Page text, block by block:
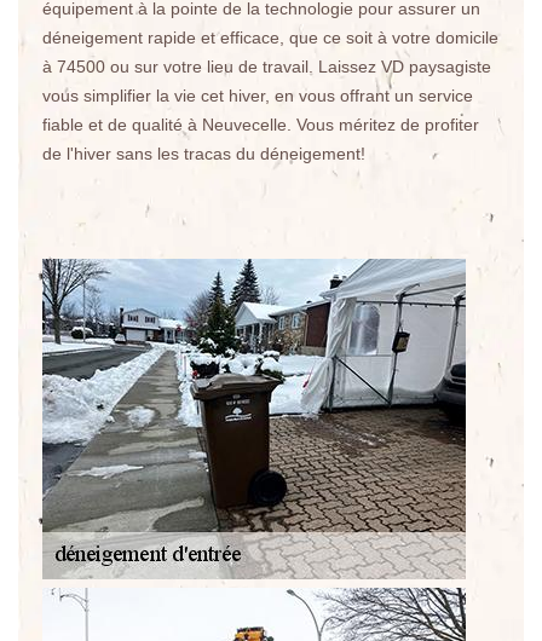
équipement à la pointe de la technologie pour assurer un
déneigement rapide et efficace, que ce soit à votre domicile
à 74500 ou sur votre lieu de travail. Laissez VD paysagiste
vous simplifier la vie cet hiver, en vous offrant un service
fiable et de qualité à Neuvecelle. Vous méritez de profiter
de l'hiver sans les tracas du déneigement!